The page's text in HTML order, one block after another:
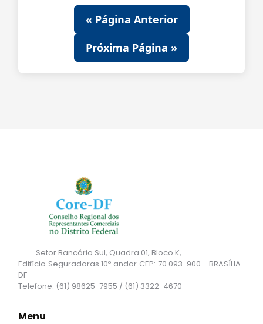
« Página Anterior
Próxima Página »
Setor Bancário Sul, Quadra 01, Bloco K,
Edifício Seguradoras 10º andar CEP: 70.093-900 - BRASÍLIA-
DF
Telefone: (61) 98625-7955 / (61) 3322-4670
Menu